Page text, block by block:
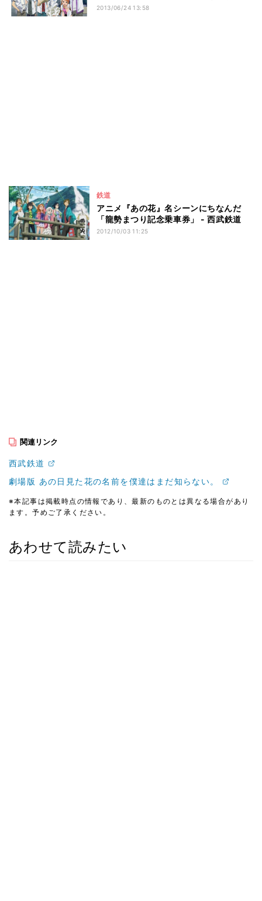
2013/06/24 13:58
鉄道
アニメ『あの花』名シーンにちなんだ
「龍勢まつり記念乗車券」 - 西武鉄道
2012/10/03 11:25
関連リンク
西武鉄道
劇場版 あの日見た花の名前を僕達はまだ知らない。
※本記事は掲載時点の情報であり、最新のものとは異なる場合があり
ます。予めご了承ください。
あわせて読みたい